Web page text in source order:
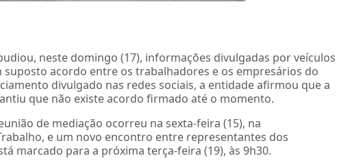
neste domingo (17), informações divulgadas por veículos
acordo entre os trabalhadores e os empresários do
divulgado nas redes sociais, a entidade afirmou que a
que não existe acordo firmado até o momento.
de mediação ocorreu na sexta-feira (15), na
e um novo encontro entre representantes dos
marcado para a próxima terça-feira (19), às 9h30.